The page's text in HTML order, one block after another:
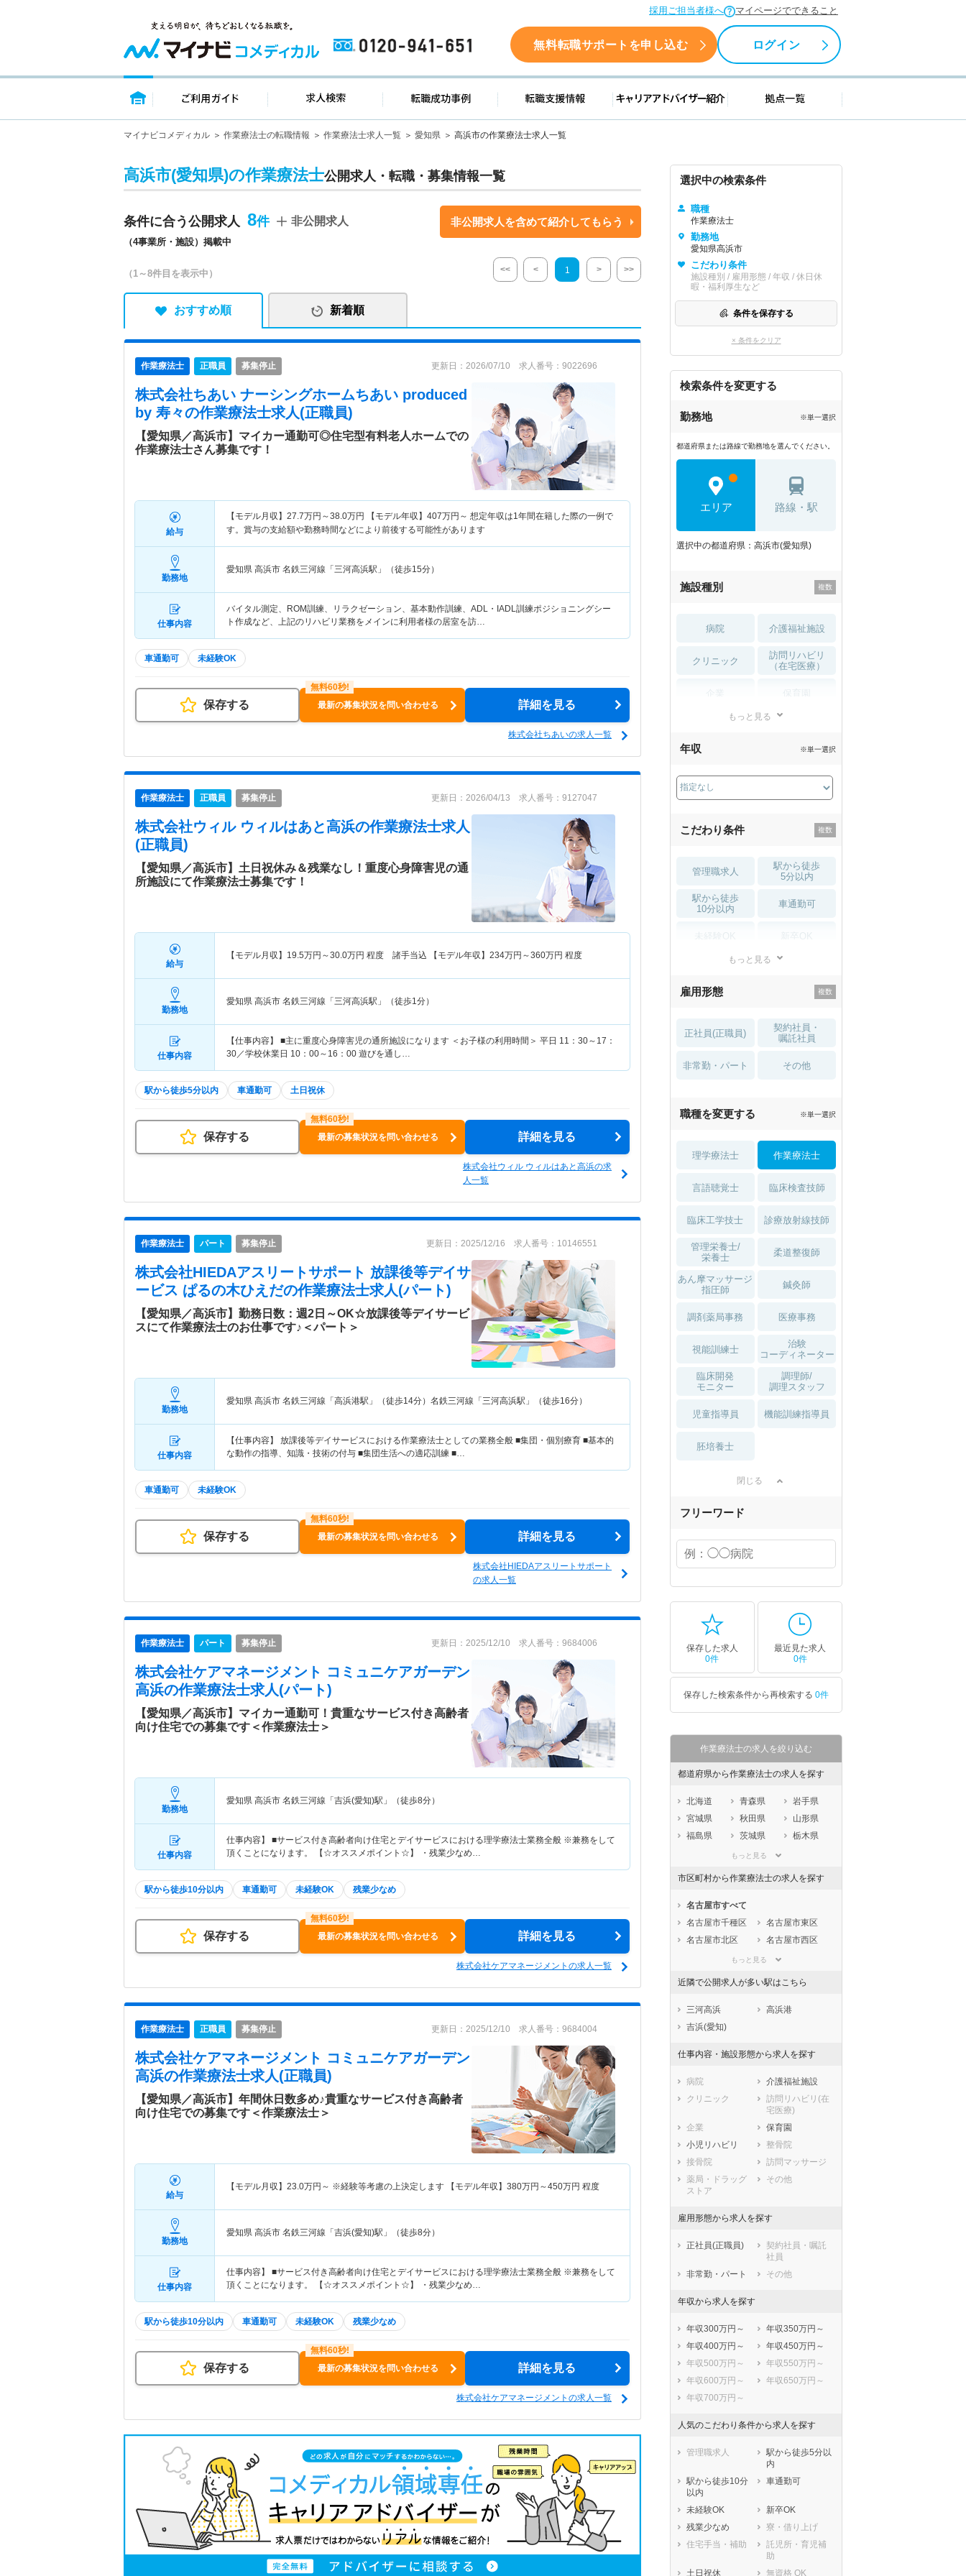
採用ご担当者様へ マイページでできること
0120-941-651 無料転職サポートを申し込む ログイン
トップページ ご利用ガイド 求人検索 転職成功事例 転職支援情報 キャリアアドバイザー紹介 拠点一覧
マイナビコメディカル 作業療法士の転職情報 作業療法士求人一覧 愛知県 高浜市の作業療法士求人一覧
高浜市(愛知県)の作業療法士公開求人・転職・募集情報一覧
条件に合う公開求人 8
（4事業所・施設）掲載中
非公開求人 非公開求人を含めて紹介してもらう
（1～8件目を表示中） << < 1 > >>
おすすめ順 新着順
作業療法士 正職員 募集停止 更新日：2026/07/10 求人番号：9022696
株式会社ちあい ナーシングホームちあい produced
by 寿々の作業療法士求人(正職員)
【愛知県／高浜市】マイカー通勤可◎住宅型有料老人ホームでの
作業療法士さん募集です！
給与
【モデル月収】 27.7万円～38.0万円 【モデル年収】 407万円～ 想定年収は1年間在籍した際の一例で
す。賞与の支給額や勤務時間などにより前後する可能性があります
勤務地
愛知県 高浜市 名鉄三河線「三河高浜駅」（徒歩15分）
仕事内容
バイタル測定、ROM訓練、リラクゼーション、基本動作訓練、ADL・IADL訓練ポジショニングシー
ト作成など、上記のリハビリ業務をメインに利用者様の居室を訪…
車通勤可 未経験OK
保存する 最新の募集状況を問い合わせる 詳細を見る
株式会社ちあいの求人一覧
作業療法士 正職員 募集停止 更新日：2026/04/13 求人番号：9127047
株式会社ウィル ウィルはあと高浜の作業療法士求人
(正職員)
【愛知県／高浜市】土日祝休み＆残業なし！重度心身障害児の通
所施設にて作業療法士募集です！
給与
【モデル月収】 19.5万円～30.0万円 程度 諸手当込 【モデル年収】 234万円～360万円 程度
勤務地
愛知県 高浜市 名鉄三河線「三河高浜駅」（徒歩1分）
仕事内容
【仕事内容】 ■主に重度心身障害児の通所施設になります ＜お子様の利用時間＞ 平日 11：30～17：
30／学校休業日 10：00～16：00 遊びを通し…
駅から徒歩5分以内 車通勤可 土日祝休
保存する 最新の募集状況を問い合わせる 詳細を見る
株式会社ウィル ウィルはあと高浜の求
人一覧
作業療法士 パート 募集停止 更新日：2025/12/16 求人番号：10146551
株式会社HIEDAアスリートサポート 放課後等デイサ
ービス ぱるの木ひえだの作業療法士求人(パート)
【愛知県／高浜市】勤務日数：週2日～OK☆放課後等デイサービ
スにて作業療法士のお仕事です♪＜パート＞
勤務地
愛知県 高浜市 名鉄三河線「高浜港駅」（徒歩14分）名鉄三河線「三河高浜駅」（徒歩16分）
仕事内容
【仕事内容】 放課後等デイサービスにおける作業療法士としての業務全般 ■集団・個別療育 ■基本的
な動作の指導、知識・技術の付与 ■集団生活への適応訓練 ■…
車通勤可 未経験OK
保存する 最新の募集状況を問い合わせる 詳細を見る
株式会社HIEDAアスリートサポート
の求人一覧
作業療法士 パート 募集停止 更新日：2025/12/10 求人番号：9684006
株式会社ケアマネージメント コミュニケアガーデン
高浜の作業療法士求人(パート)
【愛知県／高浜市】マイカー通勤可！貴重なサービス付き高齢者
向け住宅での募集です＜作業療法士＞
勤務地
愛知県 高浜市 名鉄三河線「吉浜(愛知)駅」（徒歩8分）
仕事内容
仕事内容】 ■サービス付き高齢者向け住宅とデイサービスにおける理学療法士業務全般 ※兼務をして
頂くことになります。 【☆オススメポイント☆】 ・残業少なめ…
駅から徒歩10分以内 車通勤可 未経験OK 残業少なめ
保存する 最新の募集状況を問い合わせる 詳細を見る
株式会社ケアマネージメントの求人一覧
作業療法士 正職員 募集停止 更新日：2025/12/10 求人番号：9684004
株式会社ケアマネージメント コミュニケアガーデン
高浜の作業療法士求人(正職員)
【愛知県／高浜市】年間休日数多め♪貴重なサービス付き高齢者
向け住宅での募集です＜作業療法士＞
給与
【モデル月収】 23.0万円～ ※経験等考慮の上決定します 【モデル年収】 380万円～450万円 程度
勤務地
愛知県 高浜市 名鉄三河線「吉浜(愛知)駅」（徒歩8分）
仕事内容
仕事内容】 ■サービス付き高齢者向け住宅とデイサービスにおける理学療法士業務全般 ※兼務をして
頂くことになります。 【☆オススメポイント☆】 ・残業少なめ…
駅から徒歩10分以内 車通勤可 未経験OK 残業少なめ
保存する 最新の募集状況を問い合わせる 詳細を見る
株式会社ケアマネージメントの求人一覧
選択中の検索条件
職種
作業療法士
勤務地
愛知県高浜市
こだわり条件
施設種別 / 雇用形態 / 年収 / 休日休
暇・福利厚生など
条件を保存する
× 条件をクリア
検索条件を変更する
勤務地 ※単一選択
都道府県または路線で勤務地を選んでください。
エリア 路線・駅
選択中の都道府県：高浜市(愛知県)
施設種別
病院 介護福祉施設
クリニック
訪問リハビリ
（在宅医療）
薬局・
もっと見る
年収 ※単一選択
こだわり条件
管理職求人
駅から徒歩
5分以内
駅から徒歩
10分以内
車通勤可
住宅手当・補助
土日祝休 無資格 OK
積極採用中 WEB面接OK
もっと見る
雇用形態
正社員(正職員)
契約社員・
嘱託社員
非常勤・パート その他
職種を変更する ※単一選択
理学療法士 作業療法士
言語聴覚士 臨床検査技師
臨床工学技士 診療放射線技師
管理栄養士/
栄養士
柔道整復師
あん摩マッサージ
指圧師
鍼灸師
調剤薬局事務 医療事務
視能訓練士
治験
コーディネーター
臨床開発
モニター
調理師/
調理スタッフ
児童指導員 機能訓練指導員
胚培養士
閉じる
フリーワード
保存した求人
0件
最近見た求人
0件
保存した検索条件から再検索する 0件
作業療法士の求人を絞り込む
都道府県から作業療法士の求人を探す
北海道 青森県
岩手県
宮城県
秋田県
山形県
福島県
茨城県
栃木県
埼玉県
石川県
福井県
静岡県
愛知県
三重県
滋賀県
京都府
大阪府
奈良県
香川県
愛媛県
福岡県
鹿児島県
沖縄県
もっと見る
市区町村から作業療法士の求人を探す
名古屋市すべて
名古屋市千種区
名古屋市東区
名古屋市北区
名古屋市西区
名古屋市中村区
名古屋市中区
名古屋市港区
名古屋市南区
名古屋市守山区
市部
豊橋市
岡崎市
一宮市
瀬戸市
春日井市
豊川市
津島市
碧南市
刈谷市
豊田市
安城市
西尾市
蒲郡市
江南市
小牧市
東海市
大府市
知多市
知立市
岩倉市
海部郡蟹江町
海部郡飛島村
知多郡東浦町
知多郡南知多町
知多郡美浜町
知多郡武豊町
額田郡幸田町
北設楽郡設楽町
北設楽郡東栄町
北設楽郡豊根村
もっと見る
近隣で公開求人が多い駅はこちら
三河高浜
高浜港
吉浜(愛知)
仕事内容・施設形態から求人を探す
病院
介護福祉施設
クリニック
訪問リハビリ(在
宅医療)
企業
保育園
小児リハビリ
整骨院
接骨院
訪問マッサージ
薬局・ドラッグ
ストア
その他
雇用形態から求人を探す
正社員(正職員)
契約社員・嘱託
社員
非常勤・パート
その他
年収から求人を探す
年収300万円～
年収350万円～
年収400万円～
年収450万円～
年収500万円～
年収550万円～
年収600万円～
年収650万円～
年収700万円～
人気のこだわり条件から求人を探す
管理職求人
駅から徒歩5分以
内
駅から徒歩10分
以内
車通勤可
未経験OK
新卒OK
残業少なめ
寮・借り上げ
住宅手当・補助
託児所・育児補
助
土日祝休
無資格 OK